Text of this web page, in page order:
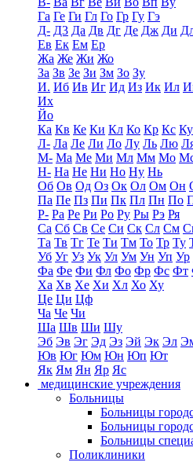
Га Ге Ги Гл Го Гр Гу Гэ
Д- Д3 Да Дв Дг Де Дж Ди
Ев Ек Ем Ер
Жа Же Жи Жо
За Зв Зе Зи Зм Зо Зу
И. Иб Ив Иг Ид Из Ик Ил
Их
Йо
Ка Кв Ке Ки Кл Ко Кр Кс Ку
Л- Ла Ле Ли Ло Лу Ль Лю
М- Ма Ме Ми Мл Мм Мо
Н- На Не Ни Но Ну Нь
Об Ов Од Оз Ок Ол Ом Он
Па Пе Пз Пи Пк Пл Пн По
Р- Ра Ре Ри Ро Ру Ры Рэ Ря
Са Сб Св Се Си Ск Сл См
Та Тв Тг Те Ти Тм То Тр Ту
Уб Уг Уз Ук Ул Ум Ун Уп Ур
Фа Фе Фи Фл Фо Фр Фс Фт
Ха Хв Хе Хи Хл Хо Ху
Це Ци Цф
Ча Че Чи
Ша Шв Ши Шу
Эб Эв Эг Эд Эз Эй Эк Эл
Юв Юг Юм Юн Юп Ют
Як Ям Ян Яр Яс
медицинские учреждения
Больницы
Больницы
Больницы
Больницы
Поликлиники